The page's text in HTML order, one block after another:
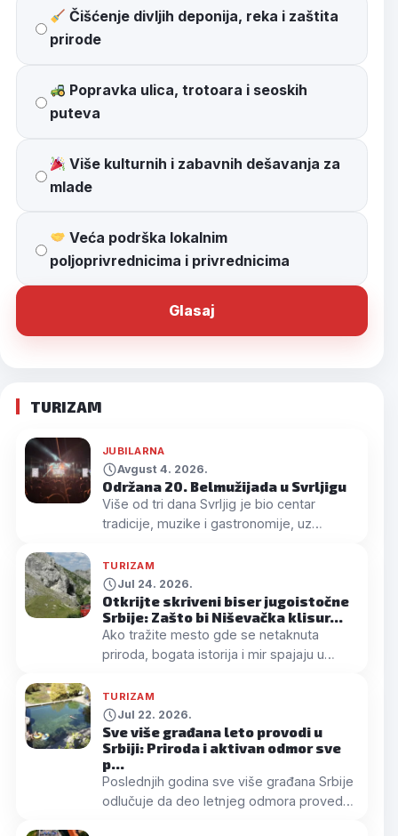
Čišćenje divljih deponija, reka i zaštita
prirode
Popravka ulica, trotoara i seoskih
puteva
Više kulturnih i zabavnih dešavanja za
mlade
Veća podrška lokalnim
poljoprivrednicima i privrednicima
Glasaj
TURIZAM
JUBILARNA
Avgust 4. 2026.
Održana 20. Belmužijada u Svrljigu
Više od tri dana Svrljig je bio centar
tradicije, muzike i gastronomije, uz
TURIZAM
Jul 24. 2026.
Otkrijte skriveni biser jugoistočne
Srbije: Zašto bi Niševačka klisur…
Ako tražite mesto gde se netaknuta
priroda, bogata istorija i mir spajaju u
TURIZAM
Jul 22. 2026.
Sve više građana leto provodi u
Srbiji: Priroda i aktivan odmor sve
p…
Poslednjih godina sve više građana Srbije
odlučuje da deo letnjeg odmora provede